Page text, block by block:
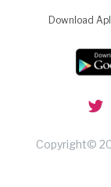
Download
Copyright©